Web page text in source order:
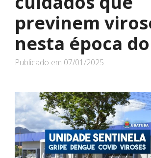
previnem
nesta época
Publicado em 07/01/2025